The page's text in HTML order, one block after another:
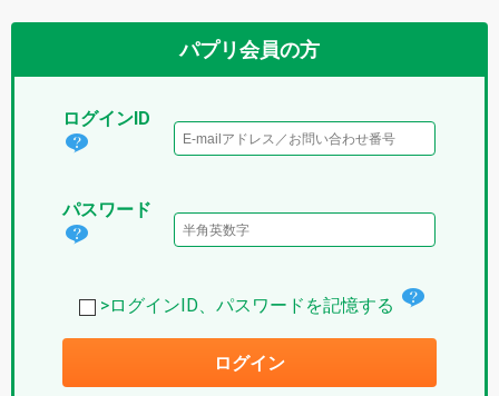
パプリ会員の方
ログインID
ログ
IDと
プ
パスワード
パス
ド
は？
>ログインID、パスワードを記憶する
ェ
ログイン